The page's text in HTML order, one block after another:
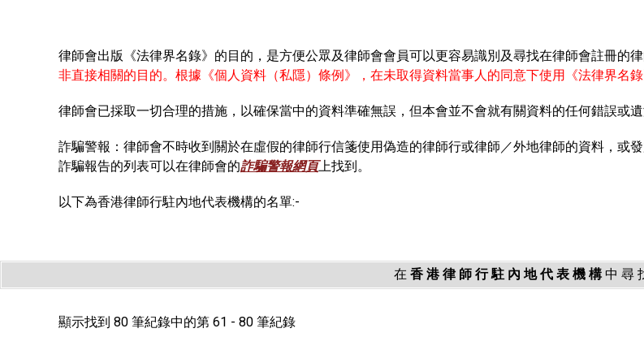
律師會出版《法律界名錄》的目的，是方便公眾及律師會會員可以更容易識別及尋找在律師會註冊的律
非直接相關的目的。根據《個人資料（私隱）條例》，在未取得資料當事人的同意下使用《法律界名
律師會已採取一切合理的措施，以確保當中的資料準確無誤，但本會並不會就有關資料的任何錯誤或遺
詐騙警報：律師會不時收到關於在虛假的律師行信箋使用偽造的律師行或律師／外地律師的資料，或
詐騙報告的列表可以在律師會的詐騙警報網頁上找到。
以下為香港律師行駐內地代表機構的名單:-
在 香 港 律 師 行 駐 內 地 代 表 機 構中 尋
顯示找到 80 筆紀錄中的第 61 - 80 筆紀錄